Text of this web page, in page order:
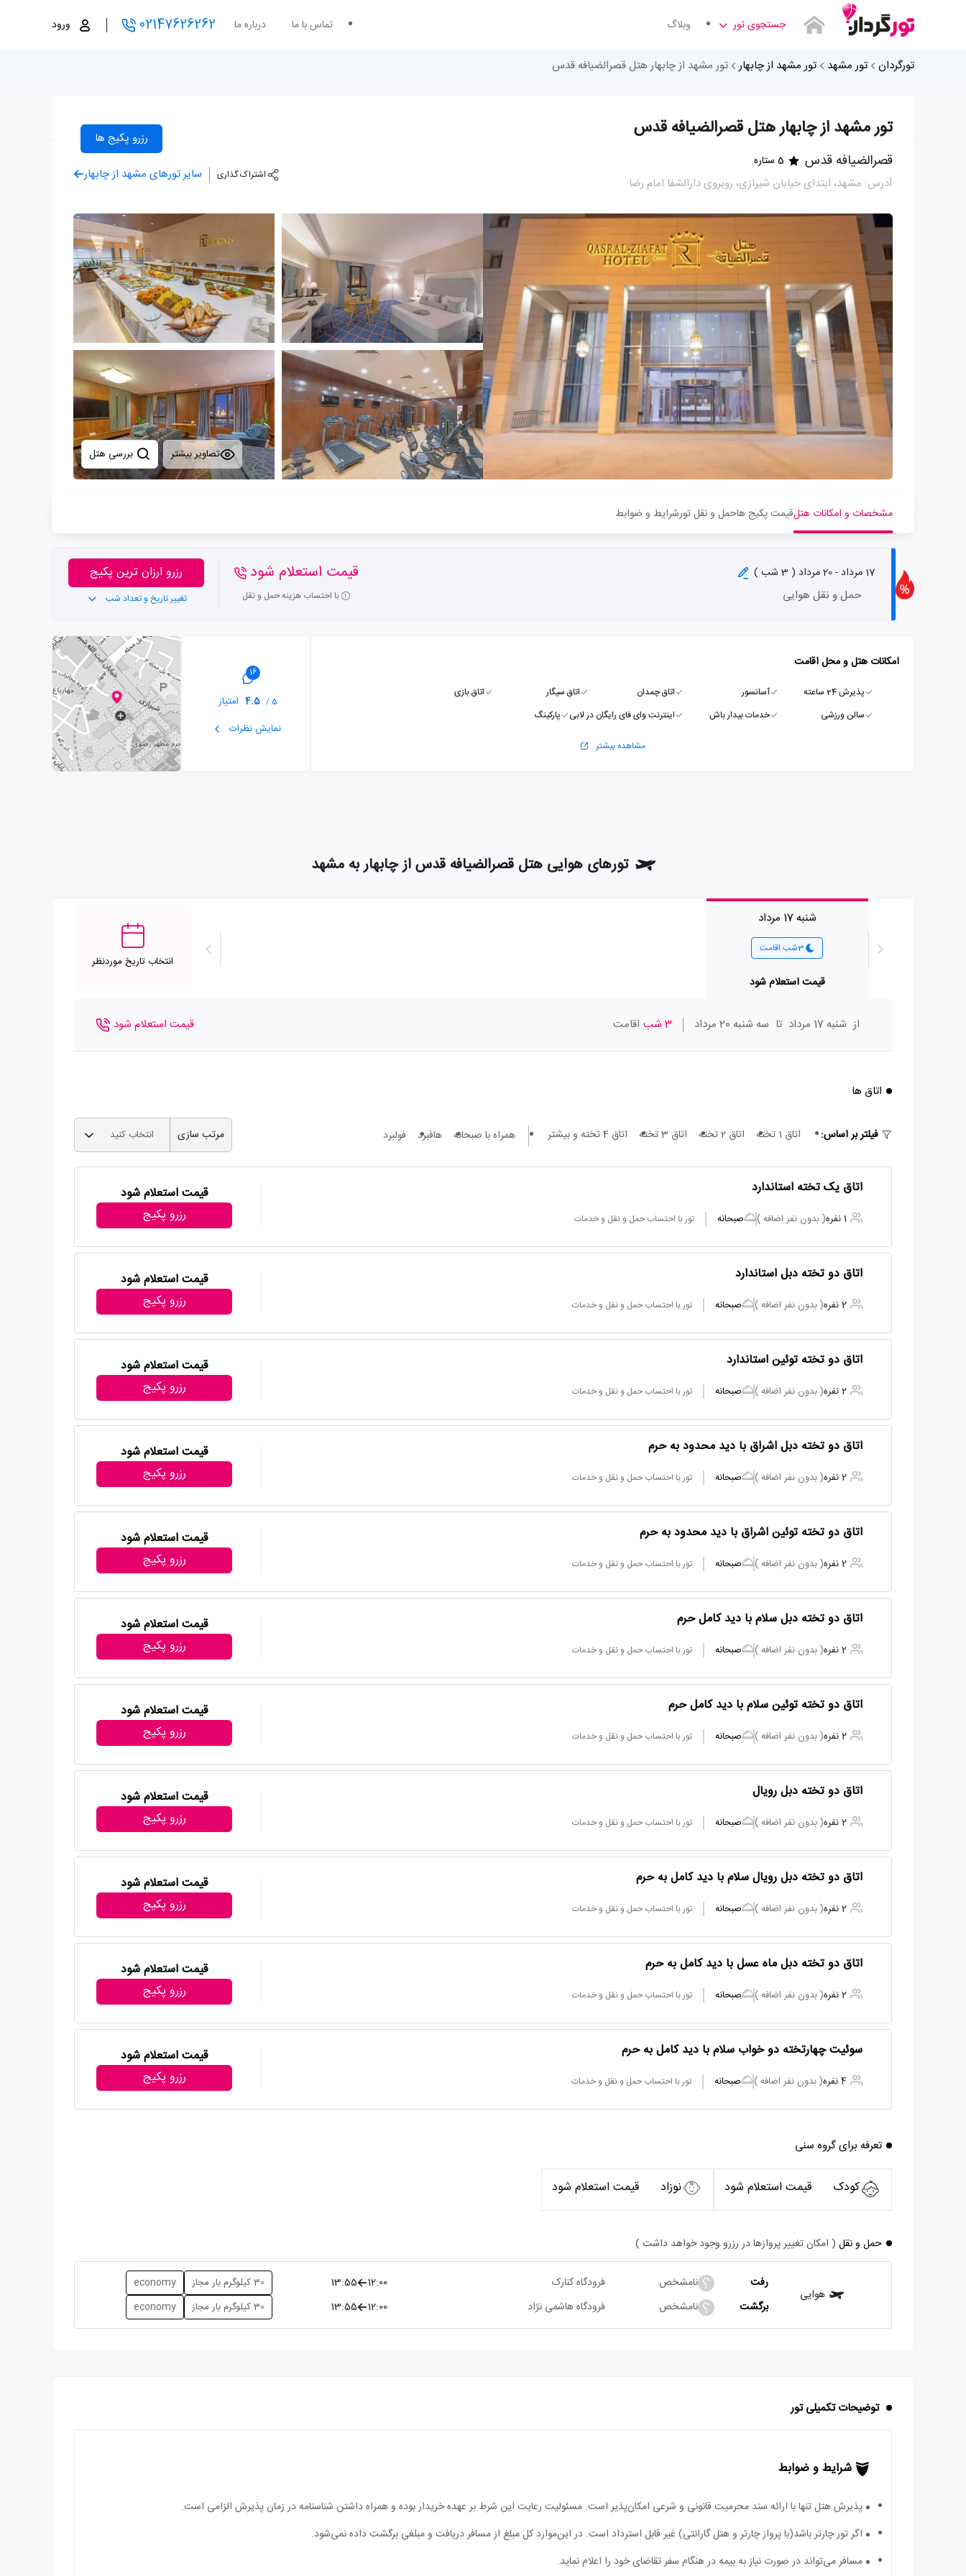
جستجوی تور وبلاگ تماس با ما درباره ما 02147626262 ورود
تورگردان تور مشهد تور مشهد از چابهار تور مشهد از چابهار هتل قصرالضیافه قدس
تور مشهد از چابهار هتل قصرالضیافه قدس رزرو پکیج ها
قصرالضیافه قدس 5 ستاره
آدرس: مشهد، ابتدای خیابان شیرازی، روبروی دارالشفا امام رضا
اشتراک گذاری سایر تورهای مشهد از چابهار
تصاویر بیشتر
مشخصات و امکانات هتلقیمت پکیج هاحمل و نقل تورشرایط و ضوابط
17 مرداد - 20 مرداد ( 3 شب )
حمل و نقل هوایی
قیمت استعلام شود
با احتساب هزینه حمل و نقل
رزرو ارزان ترین پکیج
تغییر تاریخ و تعداد شب
امکانات هتل و محل اقامت
پذیرش 24 ساعته آسانسور اتاق چمدان اتاق سیگار
اتاق بازی
سالن ورزشی
خدمات بیدار باش اینترنت وای فای رایگان در لابی پارکینگ
مشاهده بیشتر
16
5 /
4.5 امتیاز
نمایش نظرات
تورهای هوایی هتل قصرالضیافه قدس از چابهار به مشهد
شنبه 17 مرداد
3شب اقامت
قیمت استعلام شود
انتخاب تاریخ موردنظر
از شنبه 17 مرداد تا سه شنبه 20 مرداد 3 شب اقامت قیمت استعلام شود
اتاق ها
فیلتر بر اساس: اتاق 1 تخته اتاق 2 تخته اتاق 3 تخته اتاق 4 تخته و بیشتر همراه با صبحانه هافبرد فولبرد مرتب سازی انتخاب کنید
اتاق یک تخته استاندارد
1 نفره ( بدون نفر اضافه ) صبحانه تور با احتساب حمل و نقل و خدمات
قیمت استعلام شود
رزرو پکیج
اتاق دو تخته دبل استاندارد
2 نفره ( بدون نفر اضافه ) صبحانه تور با احتساب حمل و نقل و خدمات
قیمت استعلام شود
رزرو پکیج
اتاق دو تخته توئین استاندارد
2 نفره ( بدون نفر اضافه ) صبحانه تور با احتساب حمل و نقل و خدمات
قیمت استعلام شود
رزرو پکیج
اتاق دو تخته دبل اشراق با دید محدود به حرم
2 نفره ( بدون نفر اضافه ) صبحانه تور با احتساب حمل و نقل و خدمات
قیمت استعلام شود
رزرو پکیج
اتاق دو تخته توئین اشراق با دید محدود به حرم
2 نفره ( بدون نفر اضافه ) صبحانه تور با احتساب حمل و نقل و خدمات
قیمت استعلام شود
رزرو پکیج
اتاق دو تخته دبل سلام با دید کامل حرم
2 نفره ( بدون نفر اضافه ) صبحانه تور با احتساب حمل و نقل و خدمات
قیمت استعلام شود
رزرو پکیج
اتاق دو تخته توئین سلام با دید کامل حرم
2 نفره ( بدون نفر اضافه ) صبحانه تور با احتساب حمل و نقل و خدمات
قیمت استعلام شود
رزرو پکیج
اتاق دو تخته دبل رویال
2 نفره ( بدون نفر اضافه ) صبحانه تور با احتساب حمل و نقل و خدمات
قیمت استعلام شود
رزرو پکیج
اتاق دو تخته دبل رویال سلام با دید کامل به حرم
2 نفره ( بدون نفر اضافه ) صبحانه تور با احتساب حمل و نقل و خدمات
قیمت استعلام شود
رزرو پکیج
اتاق دو تخته دبل ماه عسل با دید کامل به حرم
2 نفره ( بدون نفر اضافه ) صبحانه تور با احتساب حمل و نقل و خدمات
قیمت استعلام شود
رزرو پکیج
سوئیت چهارتخته دو خواب سلام با دید کامل به حرم
4 نفره ( بدون نفر اضافه ) صبحانه تور با احتساب حمل و نقل و خدمات
قیمت استعلام شود
رزرو پکیج
تعرفه برای گروه سنی
کودک قیمت استعلام شود نوزاد قیمت استعلام شود
حمل و نقل ( امکان تغییر پروازها در رزرو وجود خواهد داشت )
هوایی
رفت نامشخص فرودگاه کنارک 12:00
13:55 30 کیلوگرم بار مجاز economy
برگشت نامشخص فرودگاه هاشمی نژاد 12:00
13:55 30 کیلوگرم بار مجاز economy
توضیحات تکمیلی تور
شرایط و ضوابط
پذیرش هتل تنها با ارائه سند محرمیت قانونی و شرعی امکان‌پذیر است. مسئولیت رعایت این شرط بر عهده خریدار بوده و همراه داشتن شناسنامه در زمان پذیرش الزامی است.
اگر تور چارتر باشد(با پرواز چارتر و هتل گارانتی) غیر قابل استرداد است. در این‌موارد کل مبلغ از مسافر دریافت و مبلغی برگشت داده نمی‌شود.
مسافر می‌تواند در صورت نیاز به بیمه در هنگام سفر تقاضای خود را اعلام نماید.